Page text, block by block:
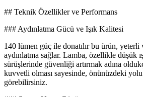
## Teknik Özellikler ve Performans
### Aydınlatma Gücü ve Işık Kalitesi
140 lümen güç ile donatılır bu ürün,
aydınlatma sağlar. Lamba, özellikle düşük
sürüşlerinde güvenliği artırmak adına
kuvvetli olması sayesinde, önünüzdeki
görebilirsiniz.